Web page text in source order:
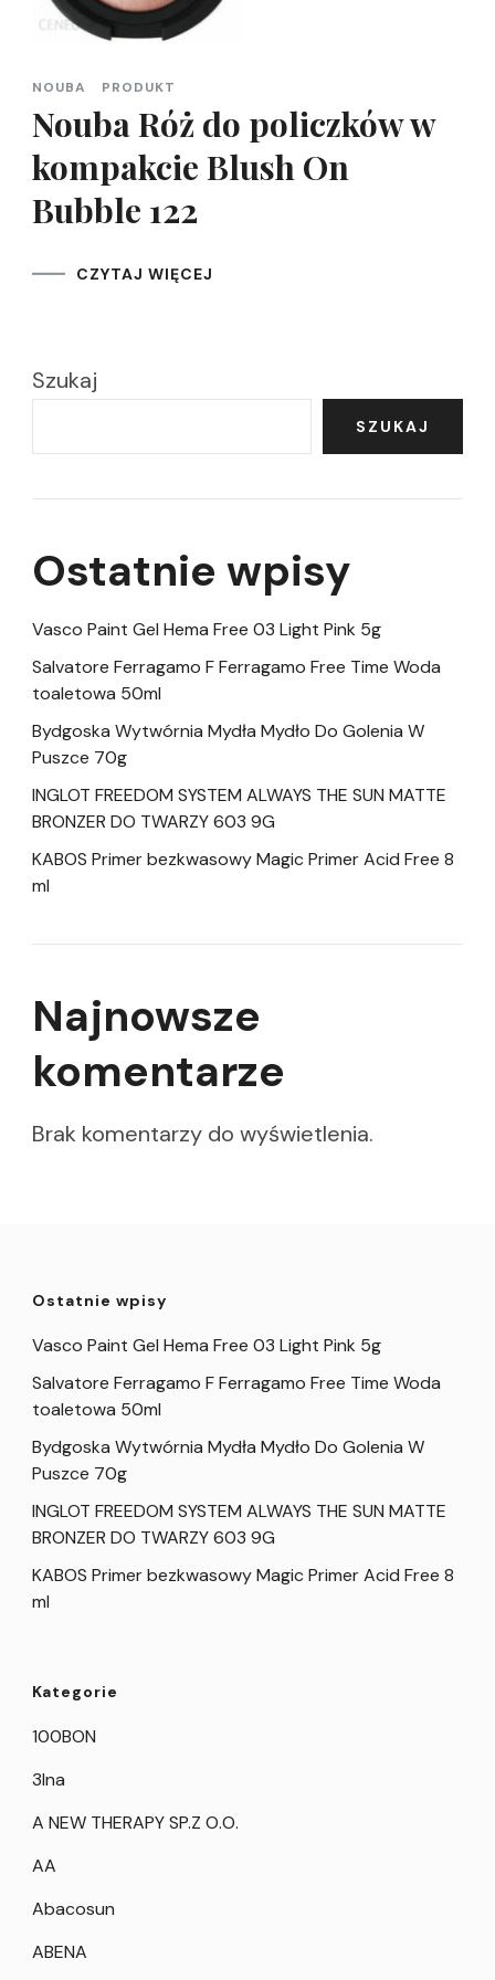
NOUBA PRODUKT
Nouba Róż do policzków w
kompakcie Blush On
Bubble 122
CZYTAJ WIĘCEJ
Szukaj
SZUKAJ
Ostatnie wpisy
Vasco Paint Gel Hema Free 03 Light Pink 5g
Salvatore Ferragamo F Ferragamo Free Time Woda
toaletowa 50ml
Bydgoska Wytwórnia Mydła Mydło Do Golenia W
Puszce 70g
INGLOT FREEDOM SYSTEM ALWAYS THE SUN MATTE
BRONZER DO TWARZY 603 9G
KABOS Primer bezkwasowy Magic Primer Acid Free 8
ml
Najnowsze
komentarze
Brak komentarzy do wyświetlenia.
Ostatnie wpisy
Vasco Paint Gel Hema Free 03 Light Pink 5g
Salvatore Ferragamo F Ferragamo Free Time Woda
toaletowa 50ml
Bydgoska Wytwórnia Mydła Mydło Do Golenia W
Puszce 70g
INGLOT FREEDOM SYSTEM ALWAYS THE SUN MATTE
BRONZER DO TWARZY 603 9G
KABOS Primer bezkwasowy Magic Primer Acid Free 8
ml
Kategorie
100BON
3Ina
A NEW THERAPY SP.Z O.O.
AA
Abacosun
ABENA